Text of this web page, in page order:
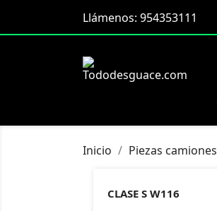
Llámenos: 954353111
Inicio Piezas camiones
CLASE S W116